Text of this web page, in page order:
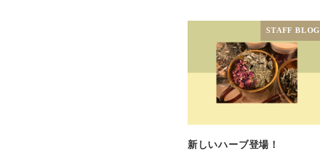
STAFF BLOG
新しいハーブ登場！